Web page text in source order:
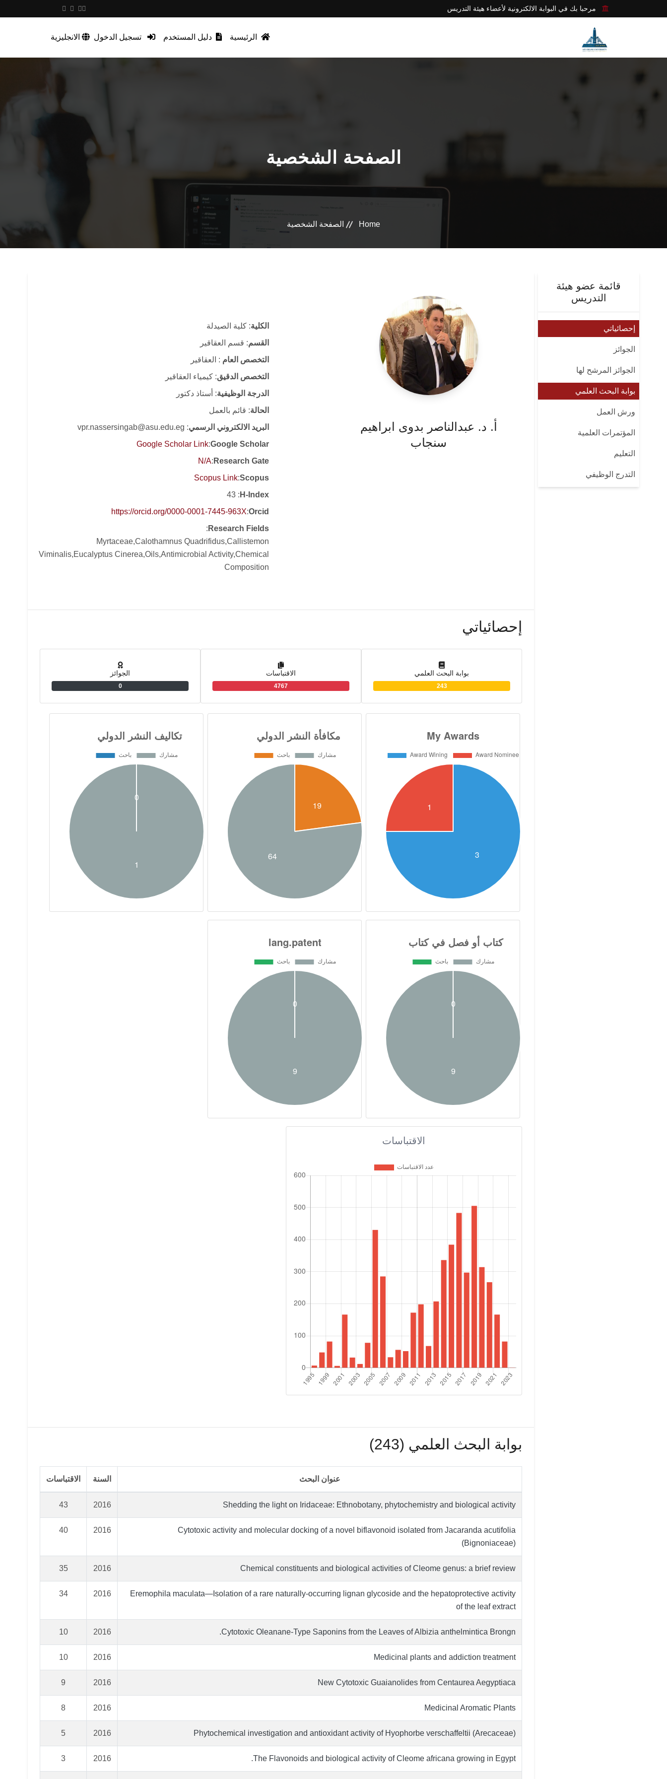
مرحبا بك في البوابة الالكترونية لأعضاء هيئة التدريس
الرئيسية دليل المستخدم تسجيل الدخول الانجليزية
الصفحة الشخصية
Home الصفحة الشخصية
قائمة عضو هيئة
التدريس
إحصائياتي
الجوائز
الجوائز المرشح لها
بوابة البحث العلمي
ورش العمل
المؤتمرات العلمية
التعليم
التدرج الوظيفي
أ. د. عبدالناصر بدوى ابراهيم
سنجاب
الكلية: كلية الصيدلة
القسم: قسم العقاقير
التخصص العام : العقاقير
التخصص الدقيق: كيمياء العقاقير
الدرجة الوظيفية: أستاذ دكتور
الحالة: قائم بالعمل
البريد الالكتروني الرسمي: vpr.nassersingab@asu.edu.eg
Google Scholar
:
Google Scholar Link
Research Gate
:
N/A
Scopus
:
Scopus Link
H-Index
: 43
Orcid
:
https://orcid.org/0000-0001-7445-963X
Research Fields
:
Myrtaceae,Calothamnus Quadrifidus,Callistemon
Viminalis,Eucalyptus Cinerea,Oils,Antimicrobial Activity,Chemical
Composition
إحصائياتي
بوابة البحث العلمي
243
الاقتباسات
4767
الجوائز
0
الاقتباسات
بوابة البحث العلمي (243)
عنوان البحث السنة الاقتباسات
Shedding the light on Iridaceae: Ethnobotany, phytochemistry and biological activity
2016
43
Cytotoxic activity and molecular docking of a novel biflavonoid isolated from Jacaranda acutifolia
(Bignoniaceae)
2016
40
Chemical constituents and biological activities of Cleome genus: a brief review
2016
35
Eremophila maculata—Isolation of a rare naturally-occurring lignan glycoside and the hepatoprotective activity
of the leaf extract
2016
34
Cytotoxic Oleanane‐Type Saponins from the Leaves of Albizia anthelmintica Brongn.
2016
10
Medicinal plants and addiction treatment
2016
10
New Cytotoxic Guaianolides from Centaurea Aegyptiaca
2016
9
Medicinal Aromatic Plants
2016
8
Phytochemical investigation and antioxidant activity of Hyophorbe verschaffeltii (Arecaceae)
2016
5
The Flavonoids and biological activity of Cleome africana growing in Egypt.
2016
3